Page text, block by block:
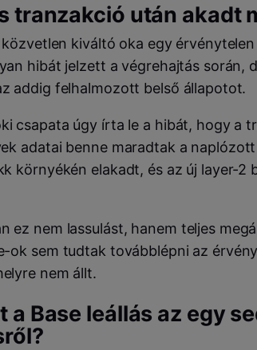
tranzakció után akadt
közvetlen kiváltó oka egy
hibát jelzett a végrehajtás során,
addig felhalmozott belső állapotot.
csapata úgy írta le a hibát, hogy a
adatai benne maradtak a
környékén elakadt, és az új layer-
ez nem lassulást, hanem teljes
ok sem tudtak továbblépni az
nem állt.
a Base leállás az egy